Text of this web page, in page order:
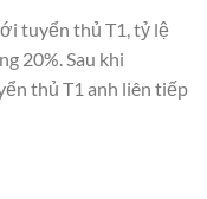
tuyển thủ T1, tỷ lệ
20%. Sau khi
thủ T1 anh liên tiếp